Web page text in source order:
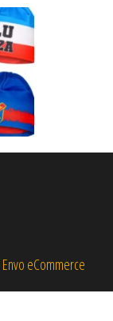
Envo eCommerce